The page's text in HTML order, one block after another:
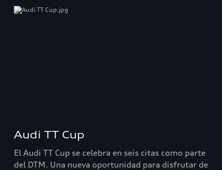
Audi TT Cup
El Audi TT Cup se celebra en seis citas como parte
del DTM. Una nueva oportunidad para disfrutar de